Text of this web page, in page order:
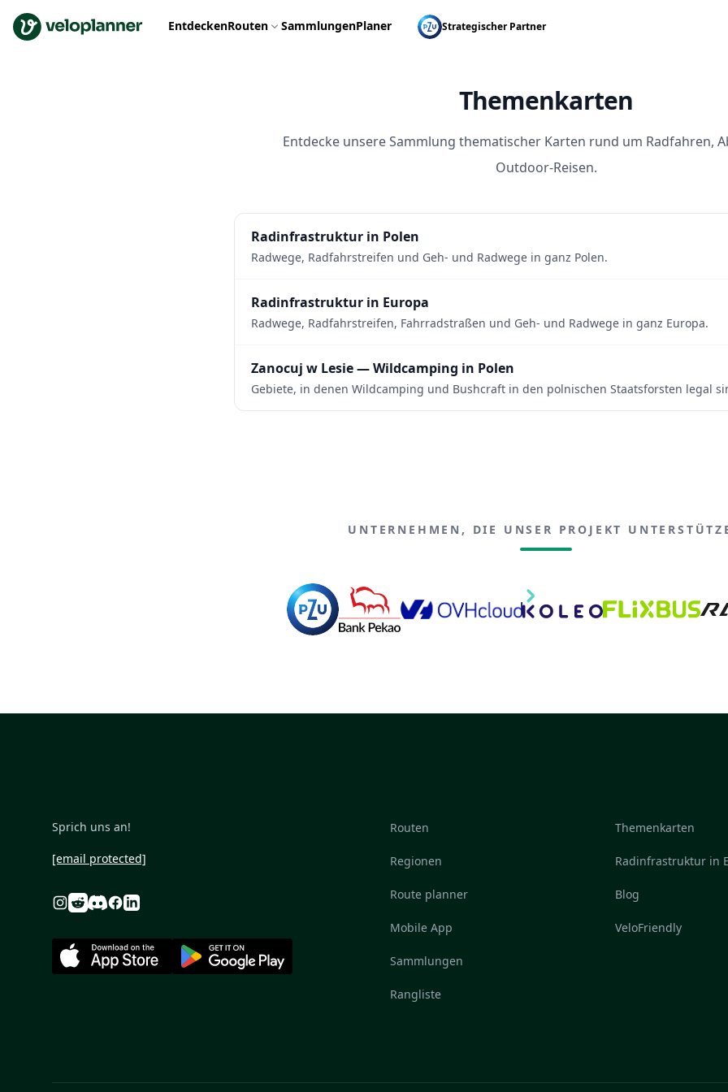
VeloPlanner EntdeckenRouten SammlungenPlaner Strategischer Partner
Themenkarten
Entdecke unsere Sammlung thematischer Karten rund um Radfahren,
Outdoor-Reisen.
Radinfrastruktur in Polen
Radwege, Radfahrstreifen und Geh- und Radwege in ganz Polen.
Radinfrastruktur in Europa
Radwege, Radfahrstreifen, Fahrradstraßen und Geh- und Radwege in ganz Europa.
Zanocuj w Lesie — Wildcamping in Polen
Gebiete, in denen Wildcamping und Bushcraft in den polnischen Staatsforsten legal
UNTERNEHMEN, DIE UNSER PROJEKT
Sprich uns an!
[email protected]
Instagram
RedditDiscord
Facebook
Linkedin
Routen
Regionen
Route planner
Mobile App
Sammlungen
Rangliste
Themenkarten
Radinfrastruktur in
Blog
VeloFriendly